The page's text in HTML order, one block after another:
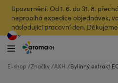
Upozornění: Od 1. 6. do 31. 8.
neprobíhá expedice objednávek,
následující pracovní den.
E-shop Značky AKH Bylinný extrakt